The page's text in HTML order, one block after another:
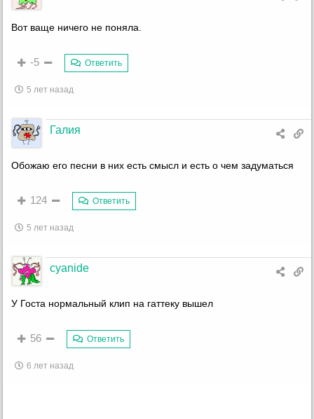
Вот ваще ничего не поняла.
-5 Ответить
5 лет назад
Галия
Обожаю его песни в них есть смысл и есть о чем задуматься
124 Ответить
5 лет назад
cyanide
У Госта нормальный клип на гаттеку вышел
56 Ответить
6 лет назад